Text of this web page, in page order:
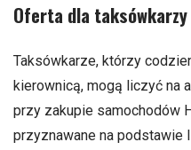
Oferta dla taksówkarzy
Taksówkarze, którzy
kierownicą, mogą liczyć na
przy zakupie samochodów
przyznawane na podstawie